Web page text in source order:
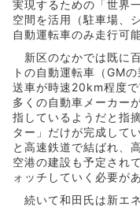
実現するための「世界
空間を活用（駐車場、
自動運転車のみ走行可
新区のなかでは既に
トの自動運転車（GM
送車が時速20km程度
多くの自動車メーカー
指しているようだと指
ター」だけが完成して
と高速鉄道で結ばれ、
空港の建設も予定され
ォッチしていく必要が
続いて和田氏は新エ